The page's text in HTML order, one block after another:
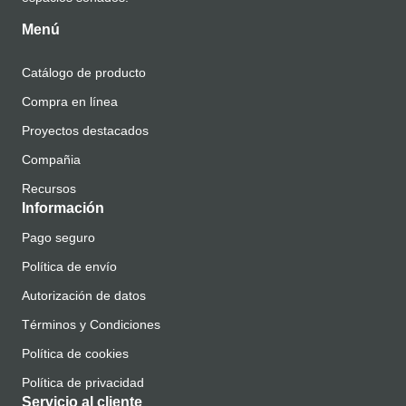
Menú
Catálogo de producto
Compra en línea
Proyectos destacados
Compañia
Recursos
Información
Pago seguro
Política de envío
Autorización de datos
Términos y Condiciones
Política de cookies
Política de privacidad
Servicio al cliente